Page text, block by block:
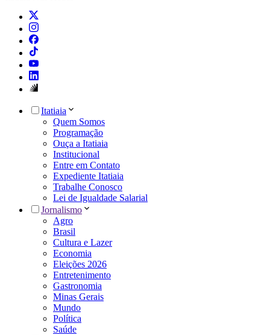
Itatiaia
Quem Somos
Programação
Ouça a Itatiaia
Institucional
Entre em Contato
Expediente Itatiaia
Trabalhe Conosco
Lei de Igualdade Salarial
Jornalismo
Agro
Brasil
Cultura e Lazer
Economia
Eleições 2026
Entretenimento
Gastronomia
Minas Gerais
Mundo
Política
Saúde